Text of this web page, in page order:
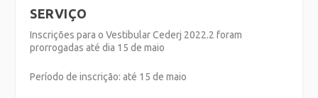
SERVIÇO
Inscrições para o Vestibular Cederj 2022.2 foram
prorrogadas até dia 15 de maio
Período de inscrição: até 15 de maio